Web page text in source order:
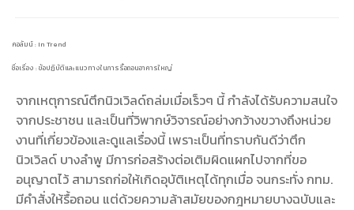
คอลัมน์ : In Trend
ชื่อเรื่อง : ข้อปฏิบัติและแนวทางในการรื้อถอนอาคารใหญ่
จากเหตุการณ์ตึกนิวเวิลด์ถล่มเมื่อเร็วๆ นี้ กำลังได้รับความสนใจ
จากประชาชน และเป็นที่วิพากษ์วิจารณ์อย่างกว้างขวางถึงหน่วย
งานที่เกี่ยวข้องและดูแลเรื่องนี้ เพราะเป็นที่ทราบกันดีว่าตึก
นิวเวิลด์ บางลำพู มีการก่อสร้างต่อเติมผิดแผกไปจากที่ขอ
อนุญาตไว้ สามารถก่อให้เกิดอุบัติเหตุได้ทุกเมื่อ จนกระทั่ง กทม.
มีคำสั่งให้รื้อถอน แต่ด้วยความล้าสมัยของกฎหมายบางฉบับและ